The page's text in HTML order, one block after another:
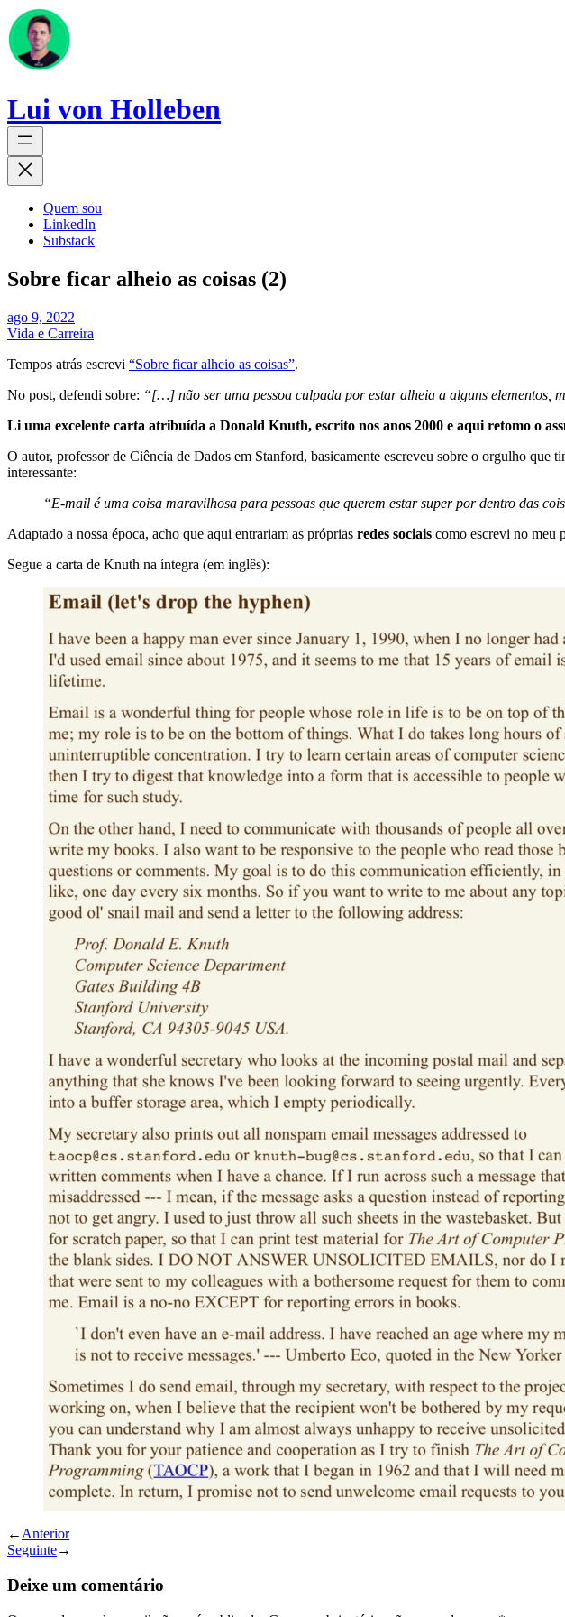
Lui von Holleben
Quem sou
LinkedIn
Substack
Sobre ficar alheio as coisas (2)
ago 9, 2022
Vida e Carreira
Tempos atrás escrevi “Sobre ficar alheio as coisas”.
No post, defendi sobre: “[…] não ser uma pessoa culpada por estar alheia a alguns elementos,
Li uma excelente carta atribuída a Donald Knuth, escrito nos anos 2000 e aqui retomo o
O autor, professor de Ciência de Dados em Stanford, basicamente escreveu sobre o orgulho que
interessante:
“E-mail é uma coisa maravilhosa para pessoas que querem estar super por dentro das
Adaptado a nossa época, acho que aqui entrariam as próprias redes sociais como escrevi no meu
Segue a carta de Knuth na íntegra (em inglês):
← Anterior
Seguinte→
Deixe um comentário